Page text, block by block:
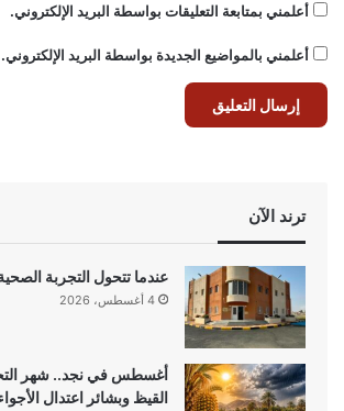
أعلمني بمتابعة التعليقات بواسطة البريد الإلكتروني.
أعلمني بالمواضيع الجديدة بواسطة البريد الإلكتروني.
ترند الآن
عندما تتحول التجربة
4 أغسطس، 2026
أغسطس في نجد.. شهر
القيظ وبشائر اعتدال